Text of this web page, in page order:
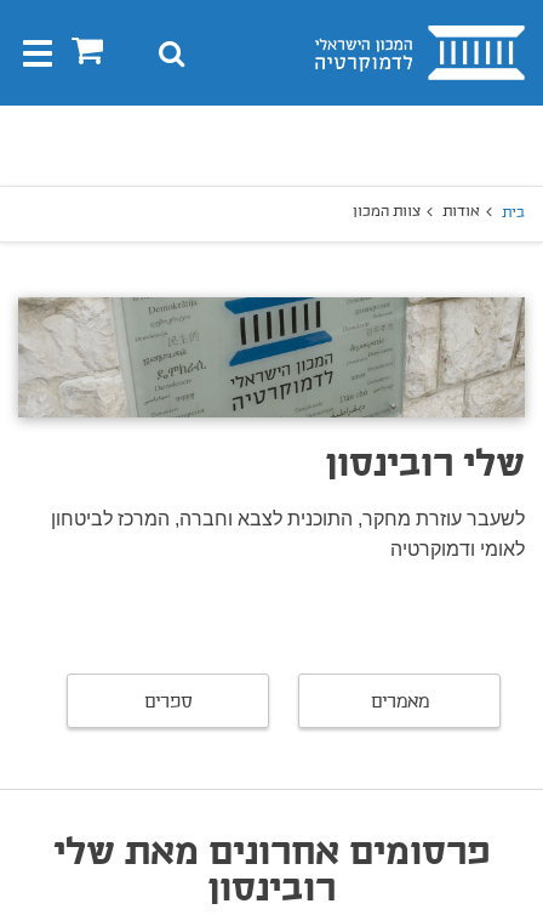
בית 0 חיפוש
בית אודות צוות המכון
שלי רובינסון
לשעבר עוזרת מחקר, התוכנית לצבא וחברה, המרכז לביטחון
לאומי ודמוקרטיה
מאמרים ספרים
פרסומים אחרונים מאת שלי
רובינסון